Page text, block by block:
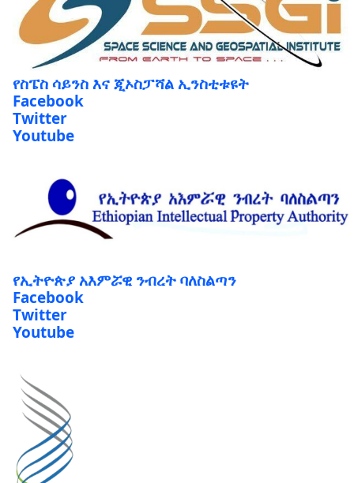
የስፔስ ሳይንስ እና ጂኦስፓሻል ኢንስቲቱዩት
Facebook
Twitter
Youtube
የኢትዮጵያ አእምሯዊ ንብረት ባለስልጣን
Facebook
Twitter
Youtube